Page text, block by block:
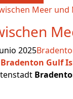
2025
Bradenton Gulf